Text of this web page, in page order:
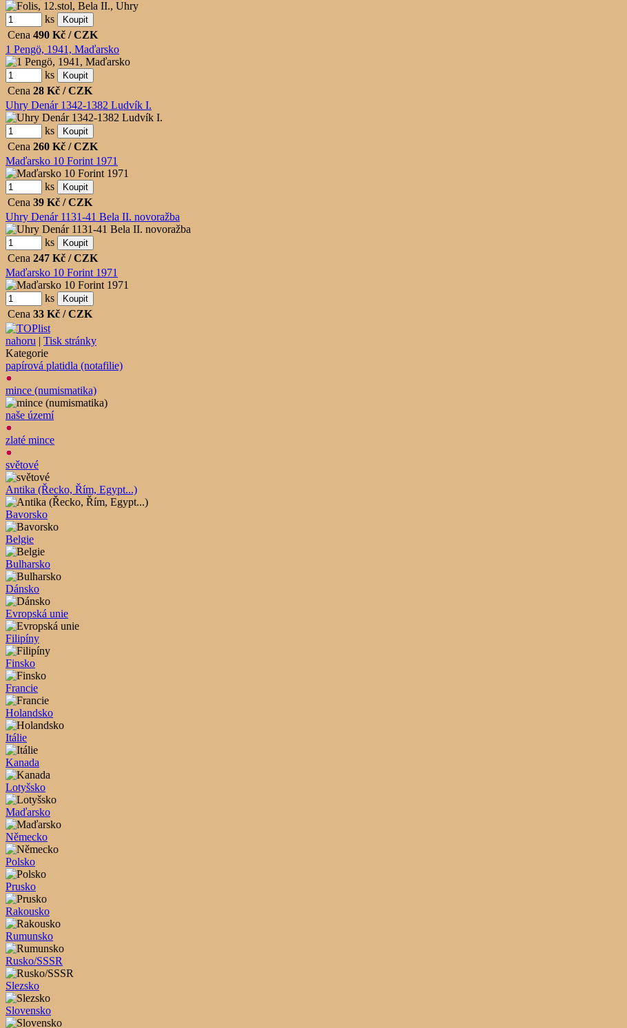
ks
Cena 490 Kč / CZK
1 Pengö, 1941, Maďarsko
ks
Cena 28 Kč / CZK
Uhry Denár 1342-1382 Ludvík I.
ks
Cena 260 Kč / CZK
Maďarsko 10 Forint 1971
ks
Cena 39 Kč / CZK
Uhry Denár 1131-41 Bela II. novoražba
ks
Cena 247 Kč / CZK
Maďarsko 10 Forint 1971
ks
Cena 33 Kč / CZK
nahoru | Tisk stránky
Kategorie
papírová platidla (notafilie)
mince (numismatika)
naše území
zlaté mince
světové
Antika (Řecko, Řím, Egypt...)
Bavorsko
Belgie
Bulharsko
Dánsko
Evropská unie
Filipíny
Finsko
Francie
Holandsko
Itálie
Kanada
Lotyšsko
Maďarsko
Německo
Polsko
Prusko
Rakousko
Rumunsko
Rusko/SSSR
Slezsko
Slovensko